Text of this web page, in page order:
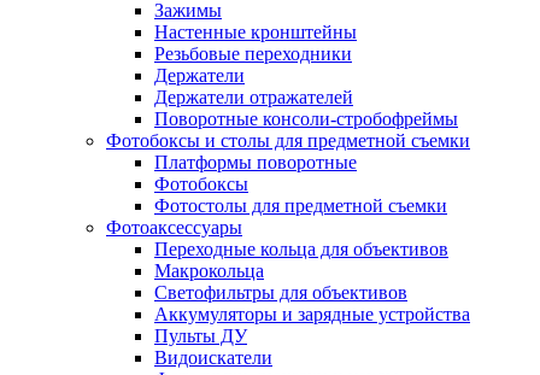
Зажимы
Настенные кронштейны
Резьбовые переходники
Держатели
Держатели отражателей
Поворотные консоли-стробофреймы
Фотобоксы и столы для предметной съемки
Платформы поворотные
Фотобоксы
Фотостолы для предметной съемки
Фотоаксессуары
Переходные кольца для объективов
Макрокольца
Светофильтры для объективов
Аккумуляторы и зарядные устройства
Пульты ДУ
Видоискатели